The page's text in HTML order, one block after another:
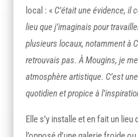
local : « C’était une évidence, il
lieu que j’imaginais pour
plusieurs locaux, notamment à
retrouvais pas. À Mougins, je
atmosphère artistique. C’est
quotidien et propice à
Elle s’y installe et en fait un